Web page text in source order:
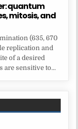
quantum
mitosis, and
(635, 670
replication and
of a desired
are sensitive to...